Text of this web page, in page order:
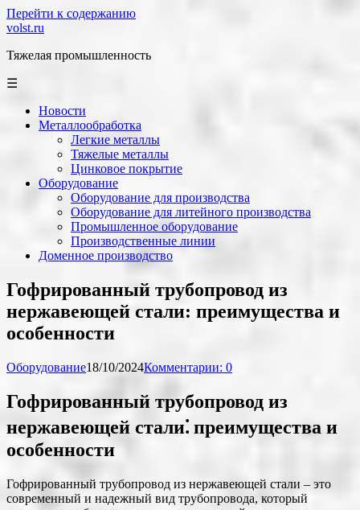
Перейти к содержанию
volst.ru
Тяжелая промышленность
☰
Новости
Металлообработка
Легкие металлы
Тяжелые металлы
Цинковое покрытие
Оборудование
Оборудование для производства
Оборудование для литейного производства
Промышленное оборудование
Производственные линии
Доменное производство
Гофрированный трубопровод из
нержавеющей стали: преимущества и
особенности
Оборудование18/10/2024Комментарии: 0
Гофрированный трубопровод из
нержавеющей стали⁚ преимущества и
особенности
Гофрированный трубопровод из нержавеющей стали – это
современный и надежный вид трубопровода, который